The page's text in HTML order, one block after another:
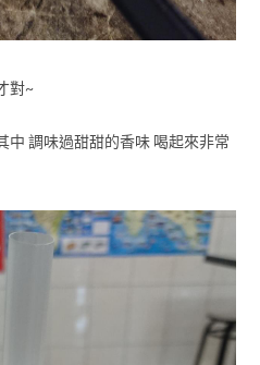
對~
中 調味過甜甜的香味 喝起來非常